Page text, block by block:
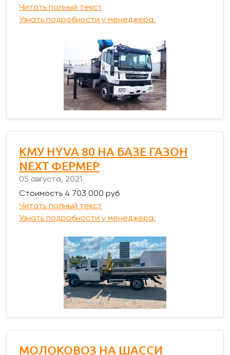
Читать полный текст
Узнать подробности у менеджера.
КМУ HYVA 80 НА БАЗЕ ГАЗОН
NEXT ФЕРМЕР
05 августа, 2021
Стоимость 4 703 000 руб
Читать полный текст
Узнать подробности у менеджера.
МОЛОКОВОЗ НА ШАССИ